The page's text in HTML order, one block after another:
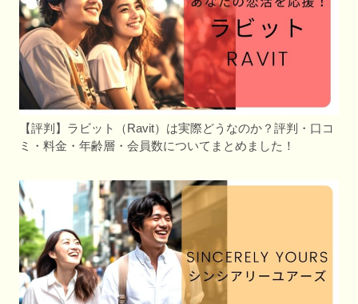
【評判】ラビット（Ravit）は実際どうなのか？評判・口コ
ミ・料金・年齢層・会員数についてまとめました！